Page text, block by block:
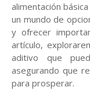
alimentación
un mundo de
y ofrecer
artículo,
aditivo que
asegurando que
para prosperar.